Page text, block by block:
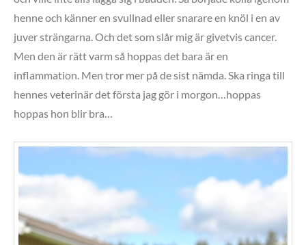
henne och känner en svullnad eller snarare en knöl i en av
juver strängarna. Och det som slår mig är givetvis cancer.
Men den är rätt varm så hoppas det bara är en
inflammation. Men tror mer på de sist nämda. Ska ringa till
hennes veterinär det första jag gör i morgon…hoppas
hoppas hon blir bra…